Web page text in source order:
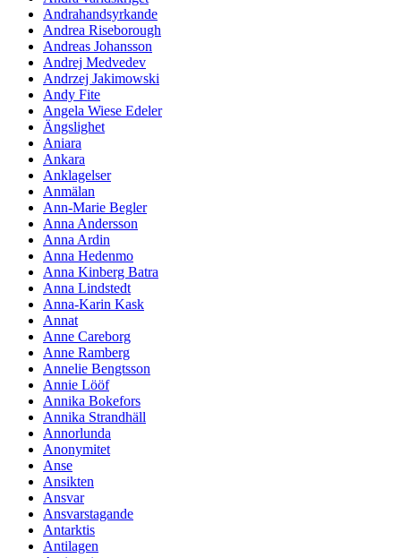
Andrahandsyrkande
Andrea Riseborough
Andreas Johansson
Andrej Medvedev
Andrzej Jakimowski
Andy Fite
Angela Wiese Edeler
Ängslighet
Aniara
Ankara
Anklagelser
Anmälan
Ann-Marie Begler
Anna Andersson
Anna Ardin
Anna Hedenmo
Anna Kinberg Batra
Anna Lindstedt
Anna-Karin Kask
Annat
Anne Careborg
Anne Ramberg
Annelie Bengtsson
Annie Lööf
Annika Bokefors
Annika Strandhäll
Annorlunda
Anonymitet
Anse
Ansikten
Ansvar
Ansvarstagande
Antarktis
Antilagen